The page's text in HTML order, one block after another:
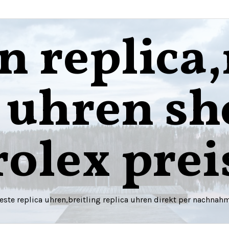
replica uhren,breitling replica uhren direkt per